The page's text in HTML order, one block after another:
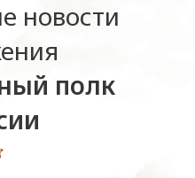
новости
полк